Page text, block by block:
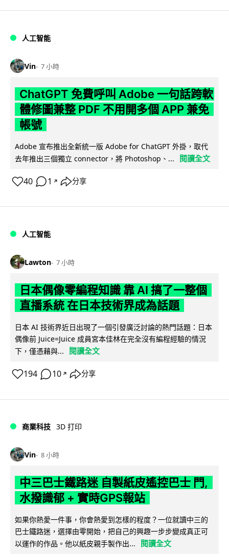
人工智能
Vin 7 小時
ChatGPT 免費呼叫 Adobe 一句話跨軟
體修圖兼整 PDF 不用開多個 APP 兼免
帳號
Adobe 宣布推出全新統一版 Adobe for ChatGPT 外掛，取代
去年推出三個獨立 connector，將 Photoshop、...
閱讀全文
40 1 ↗ 分享
人工智能
Lawton 7 小時
日本偶像零編程知識 靠 AI 搞了一整個
直播系統 在日本技術界成為話題
日本 AI 技術界近日出現了一個引發廣泛討論的熱門話題：日本
偶像前 Juice=Juice 成員宮本佳林在完全沒有編程經驗的情況
下，僅憑藉與...
閱讀全文
194 10 ↗ 分享
商業科技 3D 打印
Vin 8 小時
中三巴士鐵路迷 自製紙皮遙控巴士 門,
水撥識郁 + 實時GPS報站
如果你熱愛一件事，你會熱愛到怎樣的程度？一位就讀中三的
巴士鐵路迷，選擇由零開始，把自己的興趣一步步變成真正可
以運作的作品。他以紙皮親手製作出...
閱讀全文